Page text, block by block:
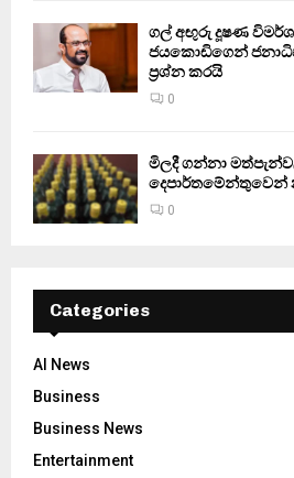
ගල් අඟුරු දූෂණ
ජයකොඩිගෙන්
ප්‍රශ්න කරයි
0
මිලදී ගන්නා
දෙපාර්තමේන්තුවෙන්
0
Categories
AI News
Business
Business News
Entertainment